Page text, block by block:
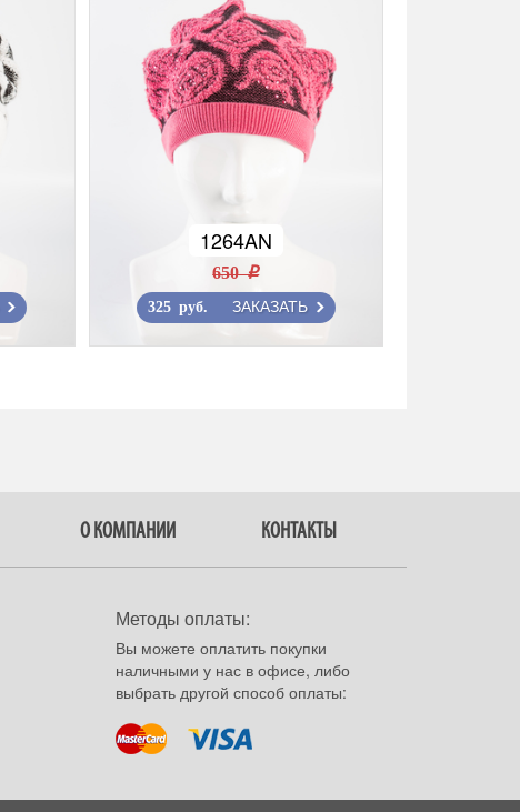
1264AN
650 r
325 руб. ЗАКАЗАТЬ
О КОМПАНИИ КОНТАКТЫ
Методы оплаты:
Вы можете оплатить покупки
наличными у нас в офисе, либо
выбрать другой способ оплаты: